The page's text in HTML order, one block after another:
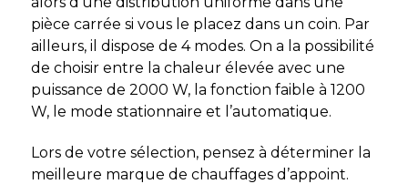
pièce carrée si vous le placez dans un coin. Par
ailleurs, il dispose de 4 modes. On a la possibilité
de choisir entre la chaleur élevée avec une
puissance de 2000 W, la fonction faible à 1200
W, le mode stationnaire et l’automatique.
Lors de votre sélection, pensez à déterminer la
meilleure marque de chauffages d’appoint.